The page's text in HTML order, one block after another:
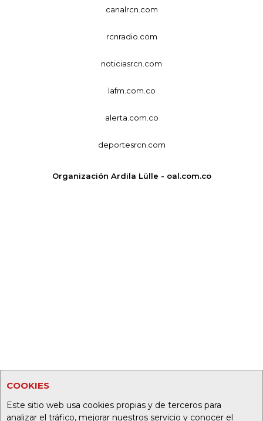
COOKIES
Este sitio web usa cookies propias y de terceros para
analizar el tráfico, mejorar nuestros servicio y conocer el
canalrcn.com
rcnradio.com
noticiasrcn.com
lafm.com.co
alerta.com.co
deportesrcn.com
Organización Ardila Lülle - oal.com.co